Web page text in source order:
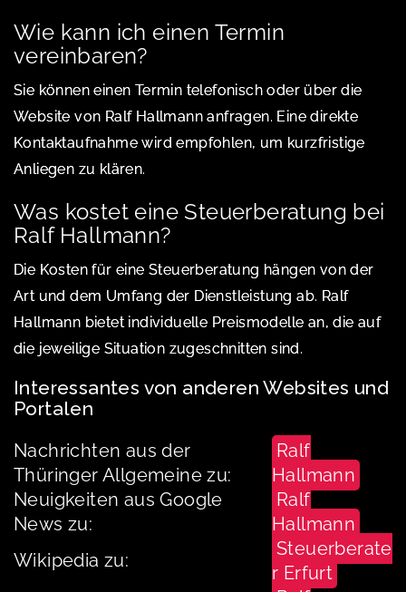
Wie kann ich einen Termin
vereinbaren?
Sie können einen Termin telefonisch oder über die
Website von Ralf Hallmann anfragen. Eine direkte
Kontaktaufnahme wird empfohlen, um kurzfristige
Anliegen zu klären.
Was kostet eine Steuerberatung bei
Ralf Hallmann?
Die Kosten für eine Steuerberatung hängen von der
Art und dem Umfang der Dienstleistung ab. Ralf
Hallmann bietet individuelle Preismodelle an, die auf
die jeweilige Situation zugeschnitten sind.
Interessantes von anderen Websites und
Portalen
Nachrichten aus der
Thüringer Allgemeine zu:
Ralf
Hallmann
Neuigkeiten aus Google
News zu:
Ralf
Hallmann
Wikipedia zu:
Steuerberate
r Erfurt